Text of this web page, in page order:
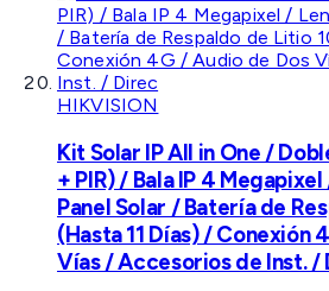
HIKVISION
Kit Solar IP All in One /
+ PIR) / Bala IP 4
Panel Solar / Batería de
(Hasta 11 Días) / Conexión
Vías / Accesorios de Inst. /